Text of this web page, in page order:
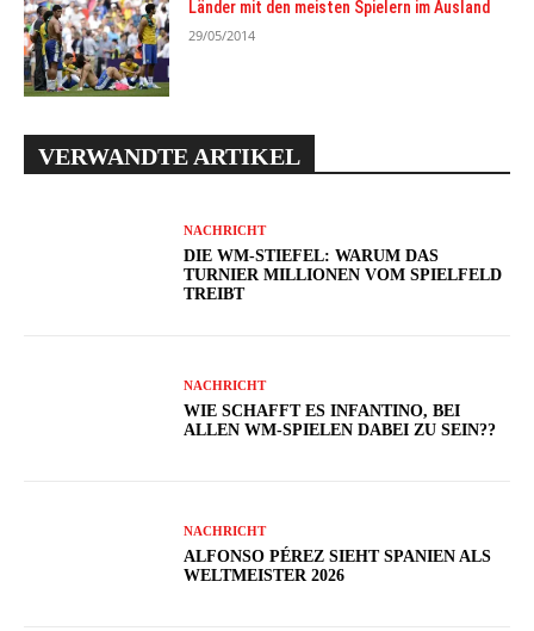
Länder mit den meisten Spielern im Ausland
29/05/2014
VERWANDTE ARTIKEL
NACHRICHT
DIE WM-STIEFEL: WARUM DAS
TURNIER MILLIONEN VOM SPIELFELD
TREIBT
NACHRICHT
WIE SCHAFFT ES INFANTINO, BEI
ALLEN WM-SPIELEN DABEI ZU SEIN??
NACHRICHT
ALFONSO PÉREZ SIEHT SPANIEN ALS
WELTMEISTER 2026